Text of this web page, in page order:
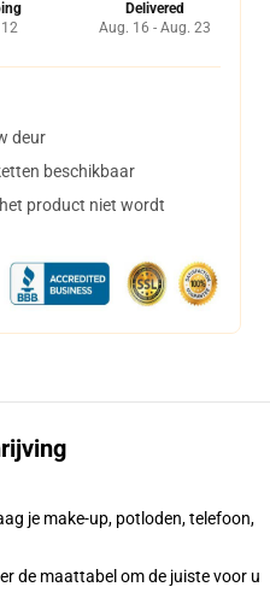
Delivered
Aug. 16 - Aug. 23
deur
beschikbaar
product niet wordt
je make-up, potloden, telefoon,
de maattabel om de juiste voor u